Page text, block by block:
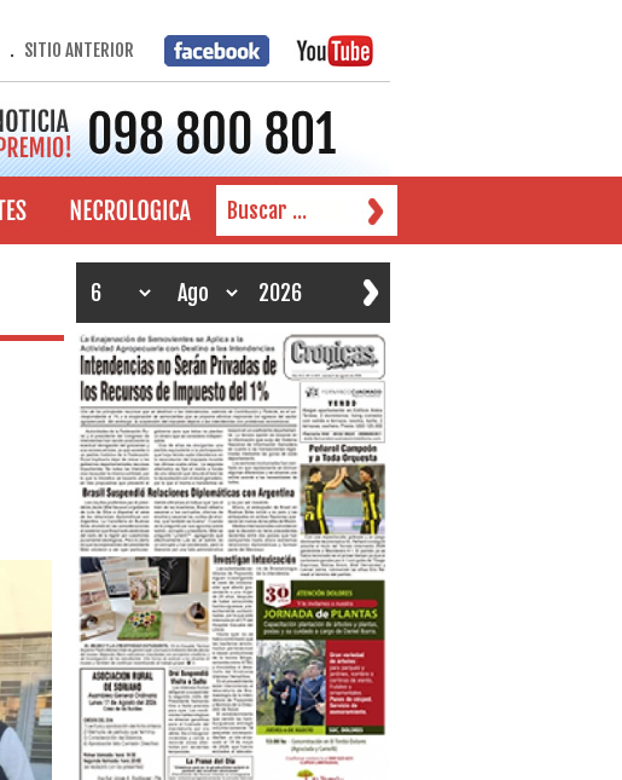
. SITIO ANTERIOR